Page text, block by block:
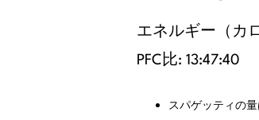
エネルギー（カ
PFC比: 13:47:40
スパゲッティの